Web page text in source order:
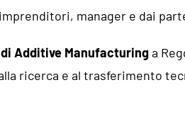
manager e dai
Additive Manufacturinga
ricerca e al trasferimento